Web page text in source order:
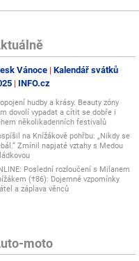
Vánoce
Kalendář svátků
INFO.cz
hudby a krásy. Beauty zóny
dovolí vypadat a cítit se dobře i
několikadenních festivalů
na Knížákově pohřbu: „Nikdy se
Zmínil napjaté vztahy s Medou
Poslední rozloučení s Milanem
(†86): Dojemné vzpomínky
a záplava věnců
moto